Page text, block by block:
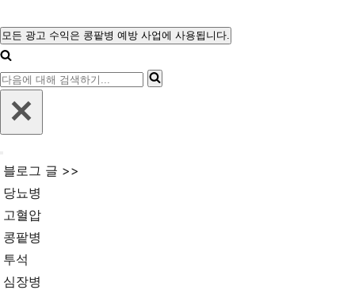
대
해
검
색
모든 광고 수익은 콩팥병 예방 사업에 사용됩니다.
다
해
검
색
하
기...
비
게
이
션
메
뉴
블로그 글 >>
당뇨병
고혈압
콩팥병
투석
심장병